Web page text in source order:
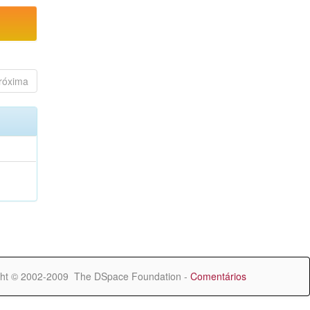
© 2002-2009 The DSpace Foundation - Comentários